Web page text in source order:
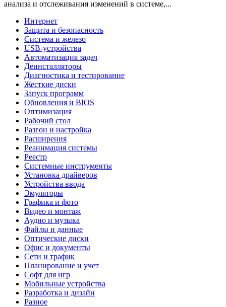
анализа и отслеживания изменений в системе,...
Интернет
Защита и безопасность
Система и железо
USB-устройства
Автоматизация задач
Деинсталляторы
Диагностика и тестирование
Жесткие диски
Запуск программ
Обновления и BIOS
Оптимизация
Рабочий стол
Разгон и настройка
Расширения
Реанимация системы
Реестр
Системные инструменты
Установка драйверов
Устройства ввода
Эмуляторы
Графика и фото
Видео и монтаж
Аудио и музыка
Файлы и данные
Оптические диски
Офис и документы
Сети и трафик
Планирование и учет
Софт для игр
Мобильные устройства
Разработка и дизайн
Разное